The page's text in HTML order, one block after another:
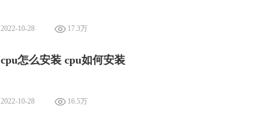
2022-10-28 17.3万
cpu怎么安装 cpu如何安装
2022-10-28 16.5万